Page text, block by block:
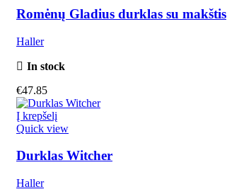
Romėnų Gladius durklas su makštis
Haller
In stock
€47.85
Į krepšelį
Quick view
Durklas Witcher
Haller